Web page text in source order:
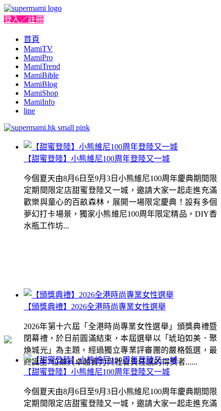
登入／註冊
首頁
MamiTV
MamiPro
MamiTrend
MamiBible
MamiBlog
MamiShop
MamiInfo
line
【甜蜜登陸】小熊維尼100周年登陸又一城
今個夏天由8月6日至9月3日小熊維尼100周年慶典期間限
定期間限定店甜蜜登陸又一城，邀請大家一起走進充滿
歡樂與童心的百畝森林，展開一場限定慶典！設有多個
夢幻打卡場景，獨家小熊維尼100周年限定精品，DIY香
水瓶工作坊...
【頒獎典禮】2026全港時尚專業女性選舉
2026年第十六屆「全港時尚專業女性選舉」頒獎典禮暨
閉幕禮，於日前圓滿結束，本屆選舉以「琥珀如美．聚
煥城光」為主題，經過獨立專業評審團的嚴格甄選，最
終誕生7位兼具卓越實力與社會責任感的得獎者......
【甜蜜登陸】小熊維尼100周年登陸又一城
今個夏天由8月6日至9月3日小熊維尼100周年慶典期間限
定期間限定店甜蜜登陸又一城，邀請大家一起走進充滿